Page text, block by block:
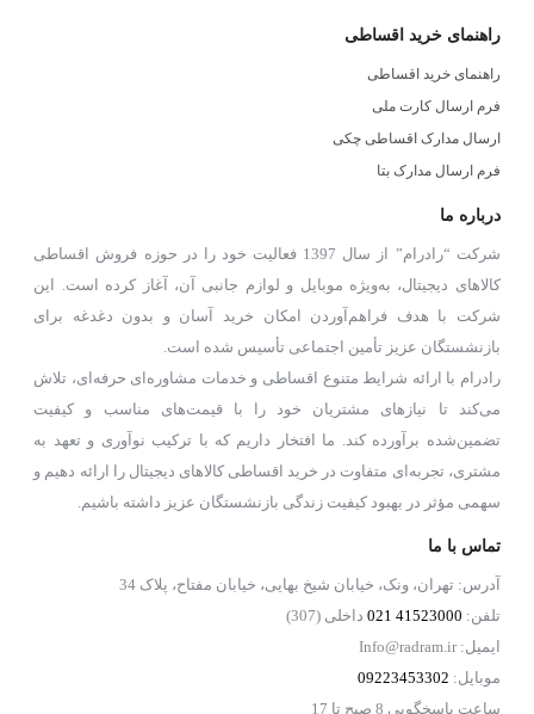
راهنمای خرید اقساطی
راهنمای خرید اقساطی
فرم ارسال کارت ملی
ارسال مدارک اقساطی چکی
فرم ارسال مدارک بتا
درباره ما
شرکت “رادرام” از سال 1397 فعالیت خود را در حوزه فروش اقساطی
کالاهای دیجیتال، به‌ویژه موبایل و لوازم جانبی آن، آغاز کرده است. این
شرکت با هدف فراهم‌آوردن امکان خرید آسان و بدون دغدغه برای
بازنشستگان عزیز تأمین اجتماعی تأسیس شده است.
رادرام با ارائه شرایط متنوع اقساطی و خدمات مشاوره‌ای حرفه‌ای، تلاش
می‌کند تا نیازهای مشتریان خود را با قیمت‌های مناسب و کیفیت
تضمین‌شده برآورده کند. ما افتخار داریم که با ترکیب نوآوری و تعهد به
مشتری، تجربه‌ای متفاوت در خرید اقساطی کالاهای دیجیتال را ارائه دهیم و
سهمی مؤثر در بهبود کیفیت زندگی بازنشستگان عزیز داشته باشیم.
تماس با ما
آدرس: تهران، ونک، خیابان شیخ بهایی، خیابان مفتاح، پلاک 34
تلفن: 41523000 021
داخلی (307)
ایمیل: Info@radram.ir
موبایل: 09223453302
ساعت پاسخگویی 8 صبح تا 17